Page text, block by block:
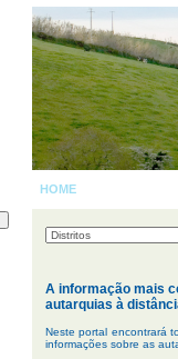
HOME
A informação mais
autarquias à
Neste portal encontrará
informações sobre as